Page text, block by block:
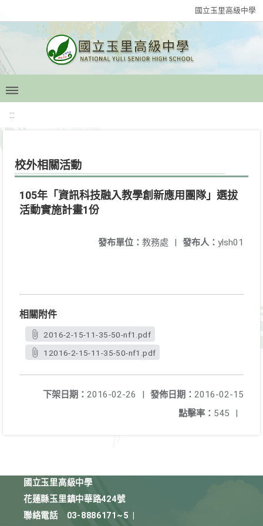
國立玉里高級中學
:::
校外相關活動
105年「資訊科技融入教學創新應用團隊」選拔
活動實施計畫1份
發布人： ylsh01
發布單位： 教務處 |
相關附件
2016-2-15-11-35-50-nf1.pdf
12016-2-15-11-35-50-nf1.pdf
發佈日期： 2016-02-15
下架日期： 2016-02-26
|
點擊率： 545 |
國立玉里高級中學
花蓮縣玉里鎮中華路424號
聯絡電話
03-8886171~5